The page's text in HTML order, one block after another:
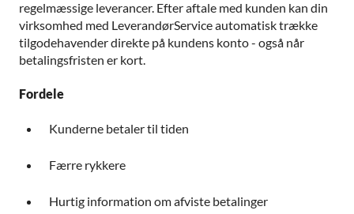
regelmæssige leverancer. Efter aftale med kunden kan din
virksomhed med LeverandørService automatisk trække
tilgodehavender direkte på kundens konto - også når
betalingsfristen er kort.
Fordele
Kunderne betaler til tiden
Færre rykkere
Hurtig information om afviste betalinger